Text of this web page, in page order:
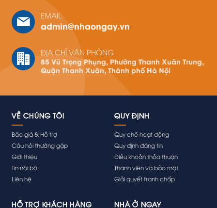
Nhà Ở Ngay Từ Liêm
Cơ Thạch, Phường Mỹ Đình 2, Quận Nam
094 634 2299
View sàn
Nhà Ở Ngay Vạn Phúc
Số 84 Đường Duy Tân, Phường Dịch Vọng
082 353 4222
EMAIL
admin@nhaongay.vn
ĐỊA CHỈ VĂN PHÒNG
85 Vũ Trọng Phụng, Phường Thanh Xuân Trung,
Quận Thanh Xuân, Thành phố Hà Nội
VỀ CHÚNG TÔI
Báo giá & Hỗ trợ
Câu hỏi thường gặp
Giới thiệu
Tin nội bộ
Liên hệ
QUY ĐỊNH
Quy chế hoạt động
Quy định đăng tin
Điều khoản thỏa thuận
Thành viên và bảo mật
Giải quyết tranh chấp
HỖ TRỢ KHÁCH HÀNG